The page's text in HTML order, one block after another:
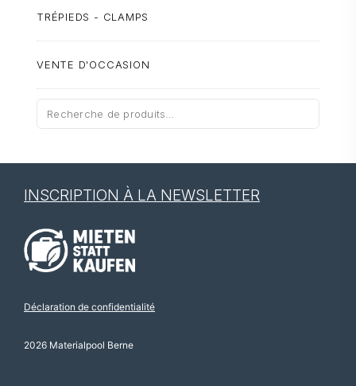
TRÉPIEDS - CLAMPS
VENTE D'OCCASION
Recherche
pour :
INSCRIPTION À LA NEWSLETTER
Déclaration de confidentialité
2026 Materialpool Berne